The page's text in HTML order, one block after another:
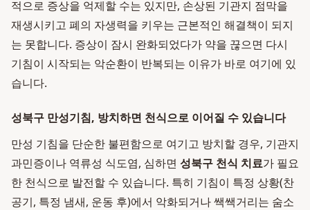
적으로 증상을 억제할 수는 있지만, 손상된 기관지 점막을
재생시키고 폐의 자생력을 키우는 근본적인 해결책이 되지
는 못합니다. 증상이 잠시 완화되었다가 약을 끊으면 다시
기침이 시작되는 악순환이 반복되는 이유가 바로 여기에 있
습니다.
성북구 만성기침, 방치하면 천식으로 이어질 수 있습니다
만성 기침을 단순한 불편함으로 여기고 방치할 경우, 기관지
과민증이나 역류성 식도염, 심하면 성북구 천식 치료가 필요
한 천식으로 발전할 수 있습니다. 특히 기침이 특정 상황(찬
공기, 특정 냄새, 운동 후)에서 악화되거나 쌕쌕거리는 숨소